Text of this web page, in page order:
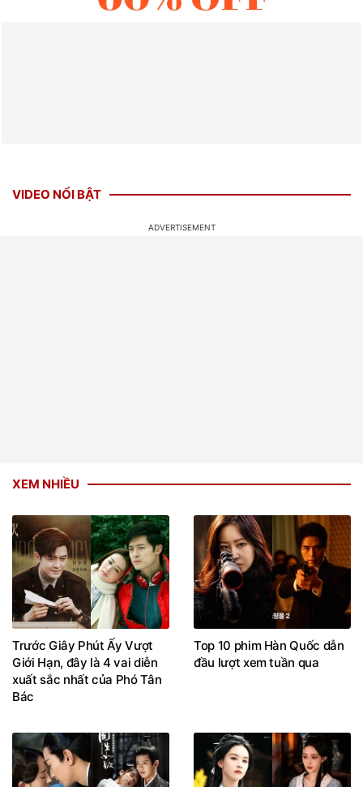
VIDEO NỔI BẬT
XEM NHIỀU
Trước Giây Phút Ấy Vượt
Giới Hạn, đây là 4 vai diễn
xuất sắc nhất của Phó Tân
Bác
Top 10 phim Hàn Quốc dẫn
đầu lượt xem tuần qua